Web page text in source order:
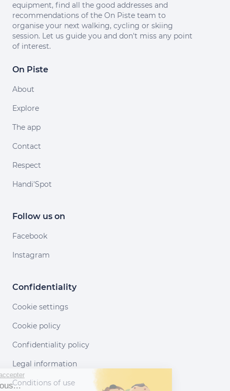
equipment, find all the good addresses and
recommendations of the On Piste team to
organise your next walking, cycling or skiing
session. Let us guide you and don't miss any point
of interest.
On Piste
About
Explore
The app
Contact
Respect
Handi'Spot
Follow us on
Facebook
Instagram
Confidentiality
Cookie settings
Cookie policy
Confidentiality policy
Legal information
Conditions of use
Continuer sans accepter
Salut c'est nous...